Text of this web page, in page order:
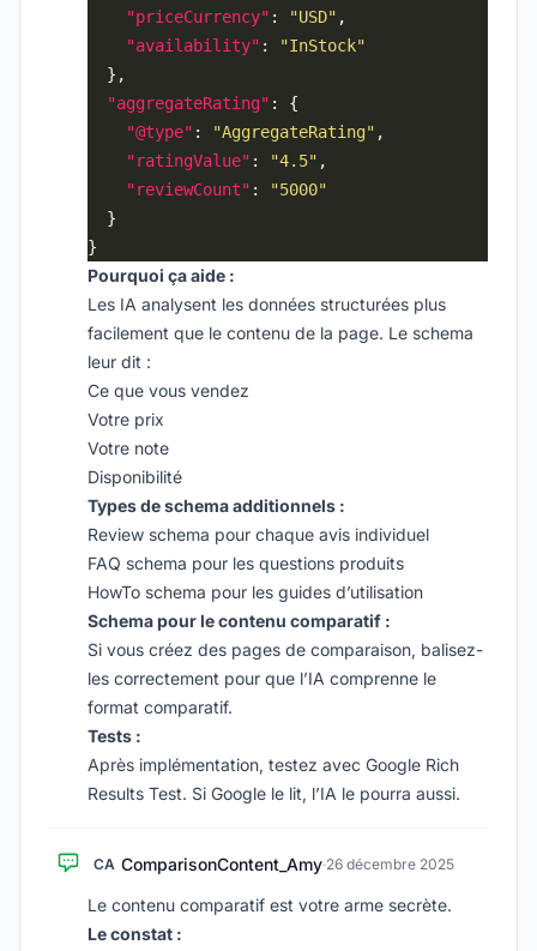
"priceCurrency" : "USD"
"availability" :
"InStock"
"aggregateRating"
"@type" : "AggregateRating"
"ratingValue" : "4.5"
"reviewCount" :
"5000"
Pourquoi ça aide :
Les IA analysent les données structurées plus
facilement que le contenu de la page. Le schema
leur dit :
Ce que vous vendez
Votre prix
Votre note
Disponibilité
Types de schema additionnels :
Review schema pour chaque avis individuel
FAQ schema pour les questions produits
HowTo schema pour les guides d’utilisation
Schema pour le contenu comparatif :
Si vous créez des pages de comparaison, balisez-
les correctement pour que l’IA comprenne le
format comparatif.
Tests :
Après implémentation, testez avec Google Rich
Results Test. Si Google le lit, l’IA le pourra aussi.
CA ComparisonContent_Amy·26 décembre 2025
Le contenu comparatif est votre arme secrète.
Le constat :